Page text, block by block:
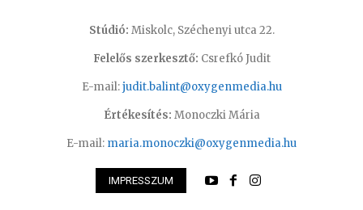
Stúdió: Miskolc, Széchenyi utca 22.
Felelős szerkesztő: Csrefkó Judit
E-mail:judit.balint@oxygenmedia.hu
Értékesítés: Monoczki Mária
E-mail: maria.monoczki@oxygenmedia.hu
IMPRESSZUM